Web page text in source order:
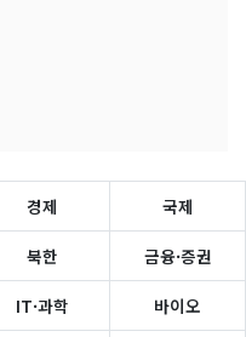
경제 국제
북한 금융·증권
IT·과학 바이오